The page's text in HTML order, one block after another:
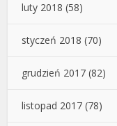
luty 2018 (58)
styczeń 2018 (70)
grudzień 2017 (82)
listopad 2017 (78)